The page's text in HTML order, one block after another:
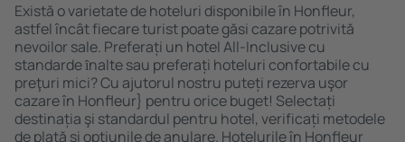
Există o varietate de hoteluri disponibile în Honfleur,
astfel încât fiecare turist poate găsi cazare potrivită
nevoilor sale. Preferați un hotel All-Inclusive cu
standarde ȋnalte sau preferați hoteluri confortabile cu
preţuri mici? Cu ajutorul nostru puteți rezerva uşor
cazare în Honfleur} pentru orice buget! Selectați
destinația şi standardul pentru hotel, verificați metodele
de plată și opțiunile de anulare. Hotelurile în Honfleur